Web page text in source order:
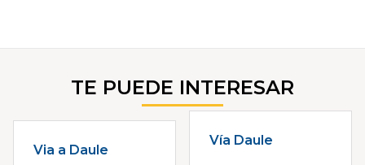
TE PUEDE INTERESAR
Via a Daule
Vía Daule